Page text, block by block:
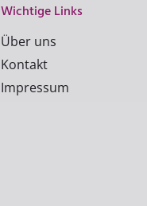
Wichtige Links
Über uns
Kontakt
Impressum